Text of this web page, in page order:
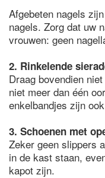
Afgebeten nagels
nagels. Zorg dat uw
vrouwen: geen
2. Rinkelende
Draag bovendien
niet meer dan één
enkelbandjes zijn
3. Schoenen met
Zeker geen slippers
in de kast staan,
kapot zijn.